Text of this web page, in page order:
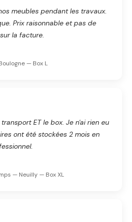
meubles pendant les travaux.
Prix raisonnable et pas de
la facture.
— Box L
ET le box. Je n'ai rien eu
ont été stockées 2 mois en
— Neuilly — Box XL